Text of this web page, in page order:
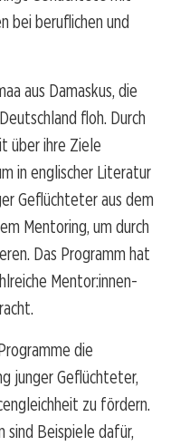
bei beruflichen und
aus Damaskus, die
floh. Durch
über ihre Ziele
in englischer Literatur
Geflüchteter aus dem
Mentoring, um durch
Das Programm hat
Mentor:innen-
die
junger Geflüchteter,
zu fördern.
sind Beispiele dafür,